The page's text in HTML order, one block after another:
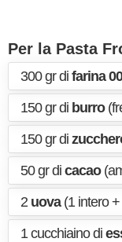
Per la Pasta
300 gr di farina 00
150 gr di burro
150 gr di
50 gr di cacao
2 uova(1 intero +
1 cucchiaino di